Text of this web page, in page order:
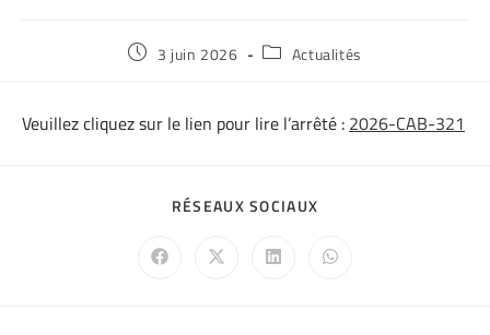
3 juin 2026 Actualités
Veuillez cliquez sur le lien pour lire l’arrêté : 2026-CAB-321
RÉSEAUX SOCIAUX